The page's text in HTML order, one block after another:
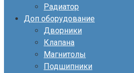
Радиатор
Доп оборудование
Дворники
Клапана
Магнитолы
Подшипники